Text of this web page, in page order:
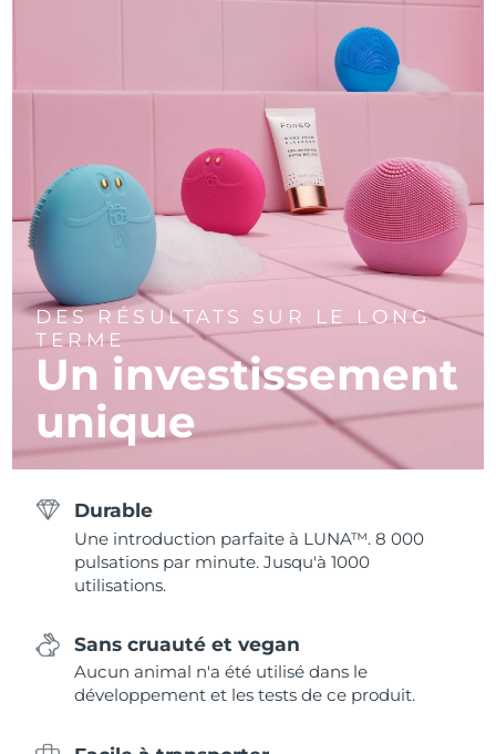
DES RÉSULTATS SUR LE LONG
TERME
Un investissement
unique
Durable
Une introduction parfaite à LUNA™. 8 000
pulsations par minute. Jusqu'à 1000
utilisations.
Sans cruauté et vegan
Aucun animal n'a été utilisé dans le
développement et les tests de ce produit.